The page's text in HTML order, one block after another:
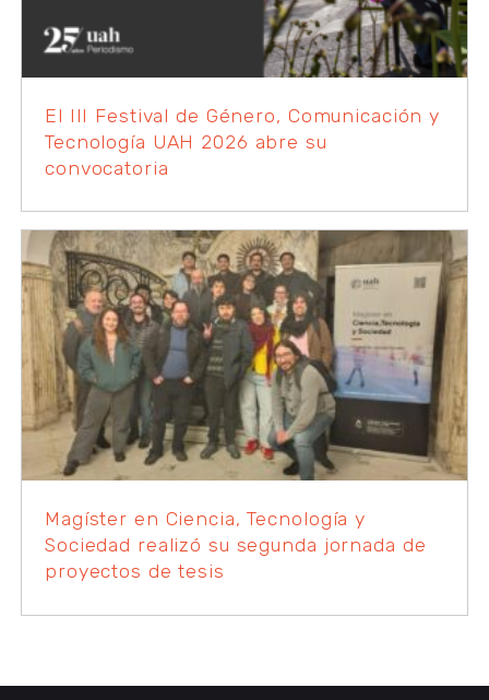
El III Festival de Género, Comunicación y
Tecnología UAH 2026 abre su
convocatoria
Magíster en Ciencia, Tecnología y
Sociedad realizó su segunda jornada de
proyectos de tesis